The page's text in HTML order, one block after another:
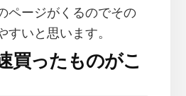
ページがくるのでその
すいと思います。
買ったものがこ